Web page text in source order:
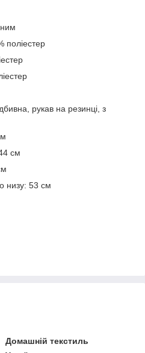
поліестер
рукав на резинці, з
см
низу: 53 см
Домашній текстиль